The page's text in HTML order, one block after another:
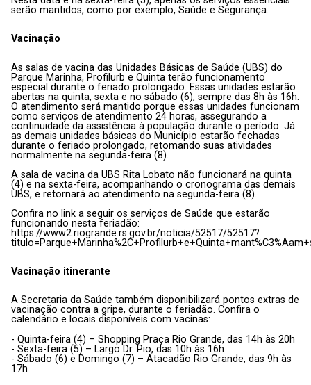
serão mantidos, como por exemplo, Saúde e Segurança.
Vacinação
As salas de vacina das Unidades Básicas de Saúde (UBS) do
Parque Marinha, Profilurb e Quinta terão funcionamento
especial durante o feriado prolongado. Essas unidades estarão
abertas na quinta, sexta e no sábado (6), sempre das 8h às 16h.
O atendimento será mantido porque essas unidades funcionam
como serviços de atendimento 24 horas, assegurando a
continuidade da assistência à população durante o período. Já
as demais unidades básicas do Município estarão fechadas
durante o feriado prolongado, retomando suas atividades
normalmente na segunda-feira (8).
A sala de vacina da UBS Rita Lobato não funcionará na quinta
(4) e na sexta-feira, acompanhando o cronograma das demais
UBS, e retornará ao atendimento na segunda-feira (8).
Confira no link a seguir os serviços de Saúde que estarão
funcionando nesta feriadão:
https://www2.riogrande.rs.gov.br/noticia/52517/52517?
Vacinação itinerante
A Secretaria da Saúde também disponibilizará pontos extras de
vacinação contra a gripe, durante o feriadão. Confira o
calendário e locais disponíveis com vacinas:
- Quinta-feira (4) – Shopping Praça Rio Grande, das 14h às 20h
- Sexta-feira (5) – Largo Dr. Pio, das 10h às 16h
- Sábado (6) e Domingo (7) – Atacadão Rio Grande, das 9h às
17h